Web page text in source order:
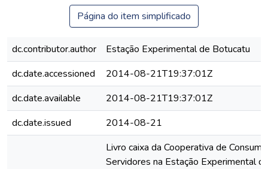
Página do item simplificado
dc.contributor.author
Estação Experimental de Botucatu
dc.date.accessioned
2014-08-21T19:37:01Z
dc.date.available
2014-08-21T19:37:01Z
dc.date.issued
2014-08-21
Livro caixa da Cooperativa de
Servidores na Estação Experimental